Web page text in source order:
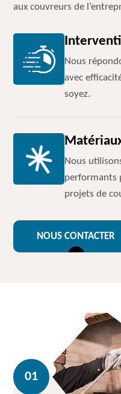
aux couvreurs de
Nous
avec
soyez.
Nous
performants
projets de
NOUS CONTACTER